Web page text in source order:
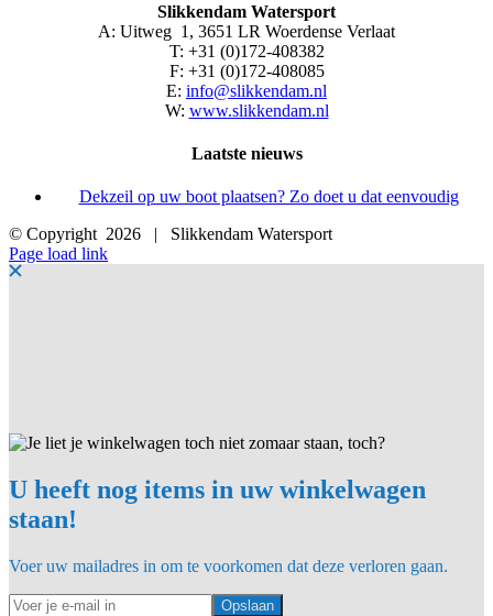
Slikkendam Watersport
A: Uitweg 1, 3651 LR Woerdense Verlaat
T: +31 (0)172-408382
F: +31 (0)172-408085
E: info@slikkendam.nl
W: www.slikkendam.nl
Laatste nieuws
Dekzeil op uw boot plaatsen? Zo doet u dat eenvoudig
© Copyright 2026 | Slikkendam Watersport
Facebook
Instagram
LinkedIn
YouTube
X
E-
mail
Page load link
U heeft nog items in uw winkelwagen
staan!
Voer uw mailadres in om te voorkomen dat deze verloren gaan.
Opslaan